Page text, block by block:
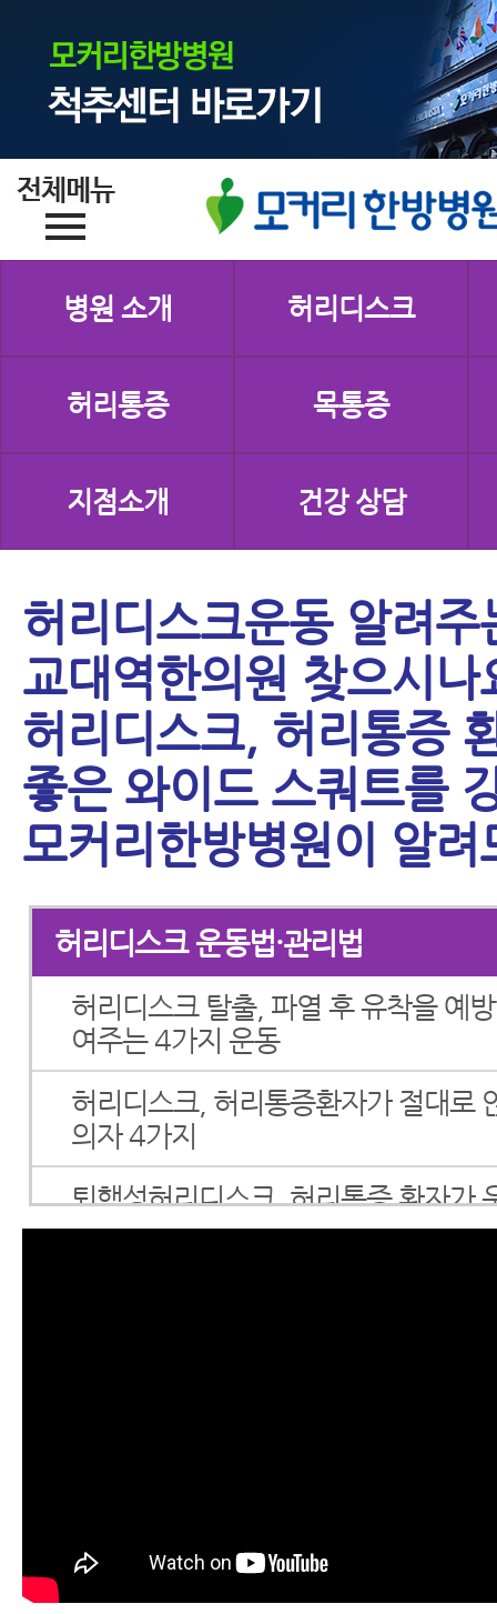
병원 소개 허리디스크
허리통증 목통증
지점소개 건강 상담
허리디스크운동 알려주
교대역한의원 찾으시나
허리디스크, 허리통증
좋은 와이드 스쿼트를
모커리한방병원이 알려
허리디스크 운동법·관리법
허리디스크 탈출, 파열 후 유착을 예
여주는 4가지 운동
허리디스크, 허리통증환자가 절대로
의자 4가지
퇴행성허리디스크, 허리통증 환자가
야 하는 엉덩이 운동
허리디스크운동 알려주는 강남한의